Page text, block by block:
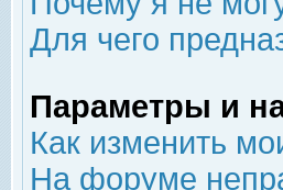
Для чего
Параметры и
Как изменить
На форуме